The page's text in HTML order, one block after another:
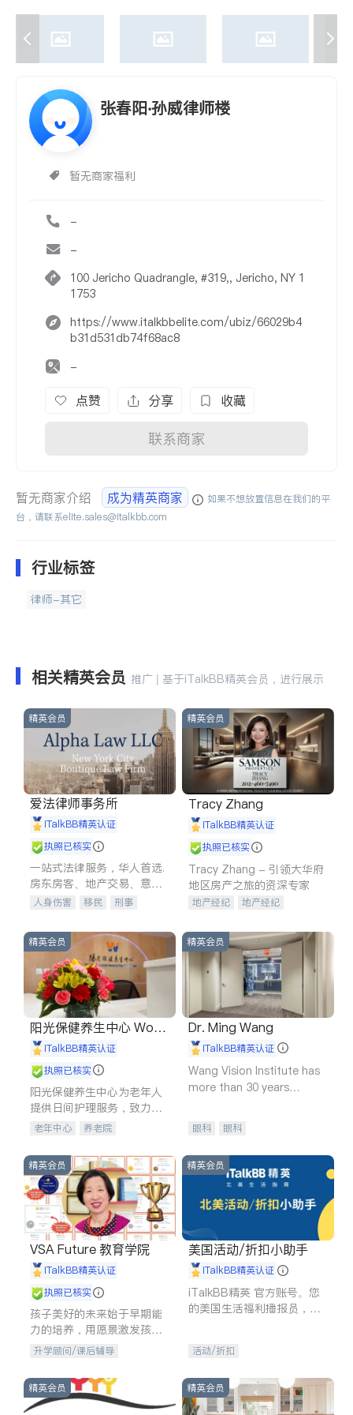
张春阳‧孙威律师楼
暂无商家福利
-
-
100 Jericho Quadrangle, #319,, Jericho, NY 1
1753
https://www.italkbbelite.com/ubiz/66029b4
b31d531db74f68ac8
-
点赞 分享 收藏
联系商家
暂无商家介绍 成为精英商家
如果不想放置信息在我们的平
台，请联系elite.sales@italkbb.com
行业标签
律师-其它
相关精英会员 推广 | 基于iTalkBB精英会员，进行展示
精英会员
爱法律师事务所
iTalkBB精英认证
执照已核实
一站式法律服务，华人首选.
房东房客、地产交易、意外
伤害、车祸重伤、商业诉
建筑合同、刑事案件全包办
人身伤害 移民
刑事
信托/遗嘱
商业
商标注册
律师-其它 保释
精英会员
Tracy Zhang
iTalkBB精英认证
执照已核实
Tracy Zhang - 引领大华府
地区房产之旅的资深专家
地产经纪
地产经纪
商铺租售
开发商建商
精英会员
阳光保健养生中心 World
shine
iTalkBB精英认证
执照已核实
阳光保健养生中心为老年人
提供日间护理服务，致力于
通过持续的护理创新来有效
老年中心 养老院
精英会员
Dr. Ming Wang
iTalkBB精英认证
Wang Vision Institute has
more than 30 years
眼科 眼科
精英会员
VSA Future 教育学院
iTalkBB精英认证
执照已核实
孩子美好的未来始于早期能
力的培养，用愿景激发孩子
的学习潜力和动力。理念：
石。
升学顾问/课后辅导
精英会员
美国活动/折扣小助手
iTalkBB精英认证
iTalkBB精英 官方账号。您
的美国生活福利播报员，精
专属福利。
活动/折扣
精英会员 精英会员